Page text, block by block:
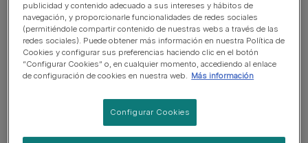
PURINA® GOURMET™ PERLE Finas Láminas
DUO con Pescados
Sin reseñas aún
Tamaños disponibles: 680g
Tu gato es un gran entendido y a veces es muy
publicidad y contenido adecuado a sus intereses y hábitos de
navegación, y proporcionarle funcionalidades de redes sociales
(permitiéndole compartir contenido de nuestras webs a través de las
redes sociales). Puede obtener más información en nuestra Política de
Cookies y configurar sus preferencias haciendo clic en el botón
“Configurar Cookies” o, en cualquier momento, accediendo al enlace
de configuración de cookies en nuestra web. Más información
Configurar Cookies